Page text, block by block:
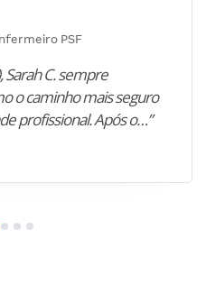
PSF
Sarah C. sempre
o caminho mais seguro
profissional. Após o…”